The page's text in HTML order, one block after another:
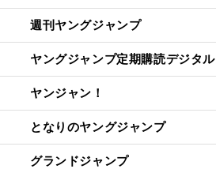
週刊ヤングジャンプ
ヤングジャンプ定期購読デジタル
ヤンジャン！
となりのヤングジャンプ
グランドジャンプ